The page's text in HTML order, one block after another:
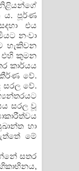
ය. පූර්ණ
එය
නංවා
හැකිවන
එහි කුමන
කාර්යය
වේ.
සරල වේ.
සරල වූ
හා
මේ
සතර